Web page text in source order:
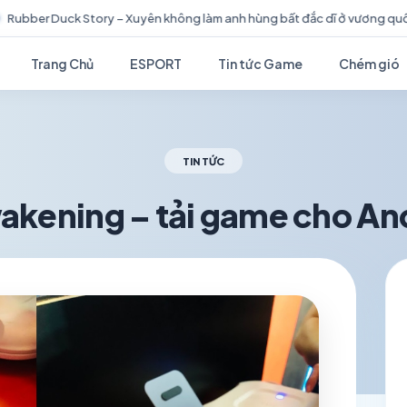
làm anh hùng bất đắc dĩ ở vương quốc Vịt Fantasy Online 2
Trang Chủ ESPORT Tin tức Game Chém gió
TIN TỨC
– tải game cho